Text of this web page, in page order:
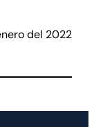
del 2022